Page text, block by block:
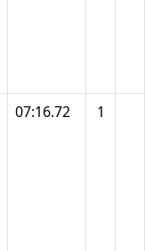
07:16.72 1